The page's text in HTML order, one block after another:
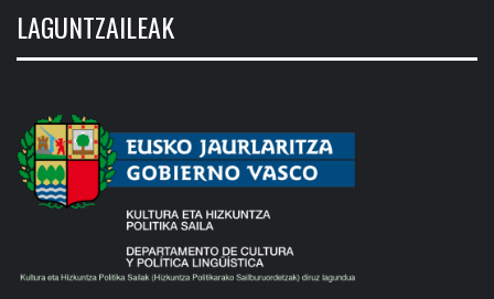
LAGUNTZAILEAK